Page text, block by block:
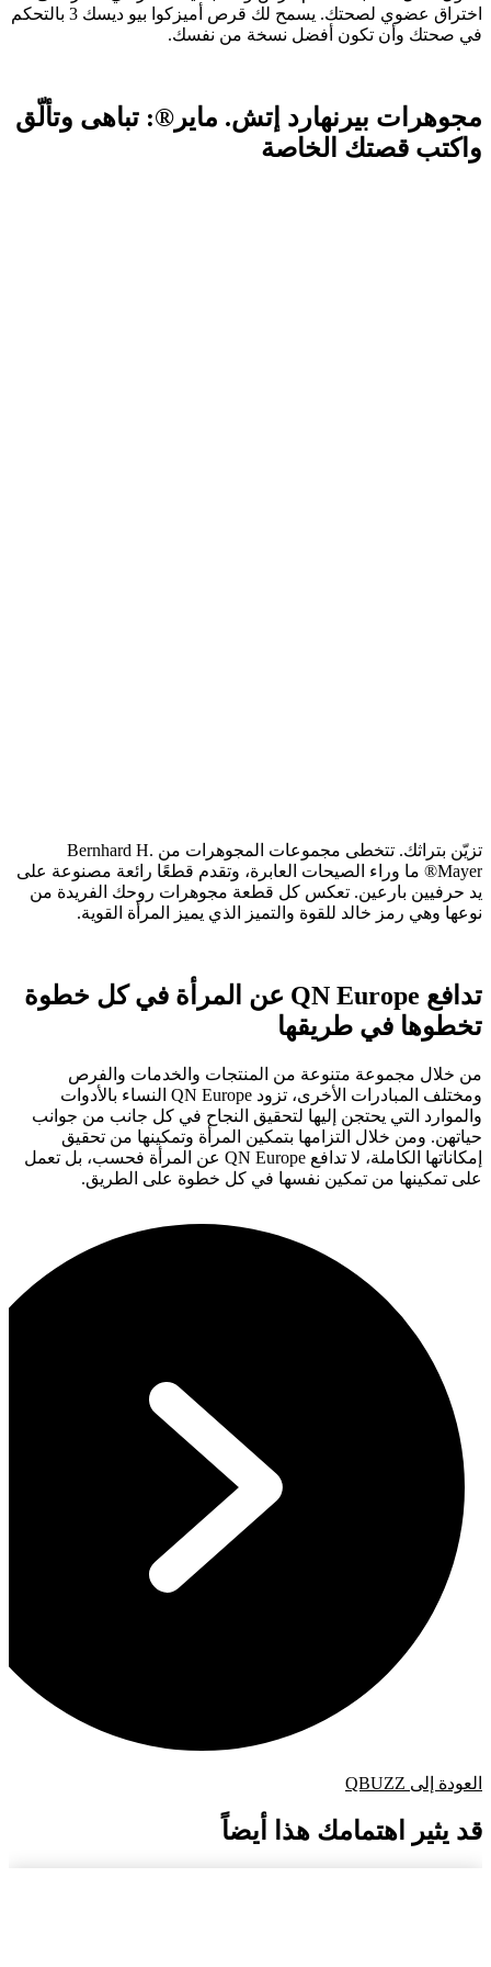
اختراق عضوي لصحتك. يسمح لك قرص أميزكوا بيو ديسك 3 بالتحكم
في صحتك وأن تكون أفضل نسخة من نفسك.
مجوهرات بيرنهارد إتش. ماير®: تباهى وتألّق
واكتب قصتك الخاصة
تزيّن بتراثك. تتخطى مجموعات المجوهرات من Bernhard H.
Mayer® ما وراء الصيحات العابرة، وتقدم قطعًا رائعة مصنوعة على
يد حرفيين بارعين. تعكس كل قطعة مجوهرات روحك الفريدة من
نوعها وهي رمز خالد للقوة والتميز الذي يميز المرأة القوية.
تدافع QN Europe عن المرأة في كل خطوة
تخطوها في طريقها
من خلال مجموعة متنوعة من المنتجات والخدمات والفرص
ومختلف المبادرات الأخرى، تزود QN Europe النساء بالأدوات
والموارد التي يحتجن إليها لتحقيق النجاح في كل جانب من جوانب
حياتهن. ومن خلال التزامها بتمكين المرأة وتمكينها من تحقيق
إمكاناتها الكاملة، لا تدافع QN Europe عن المرأة فحسب، بل تعمل
على تمكينها من تمكين نفسها في كل خطوة على الطريق.
العودة إلى QBUZZ
قد يثير اهتمامك هذا أيضاً